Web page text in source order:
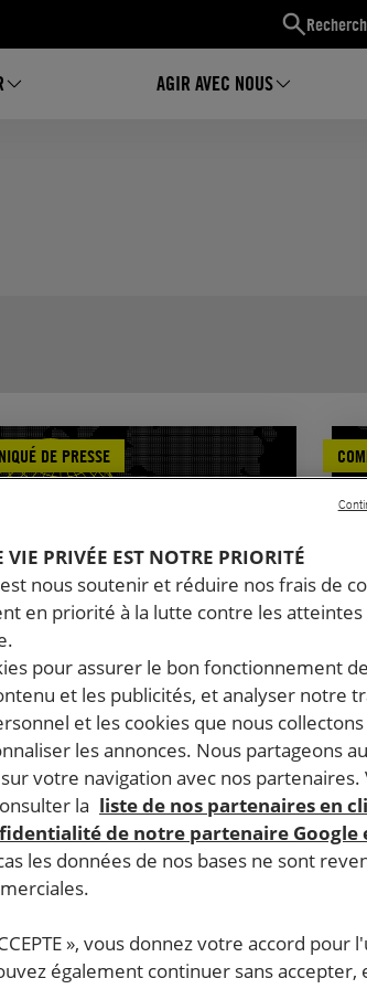
AGIR AVEC NOUS
DE PRESSE
2026
Unis. La décision historique
et Meta doit aboutir à
dans la
des réseaux sociaux,
la sécurité en ligne
TECHNOLOGIES ET DROITS HUMAINS
26
DE PRESSE
VIE PRIVÉE EST NOTRE PRIORITÉ
nous soutenir et réduire nos frais de
en priorité à la lutte contre les
pour assurer le bon fonctionnement
et les publicités, et analyser notre
et les cookies que nous
les annonces. Nous partageons
votre navigation avec nos partenaires.
la liste de nos partenaires en
de notre partenaire Google
les données de nos bases ne sont
», vous donnez votre accord pour
également continuer sans accepter,